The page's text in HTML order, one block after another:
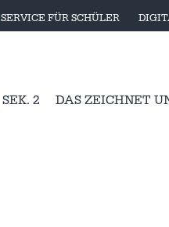
SERVICE FÜR SCHÜLER
SEK. 2 DAS ZEICHNET